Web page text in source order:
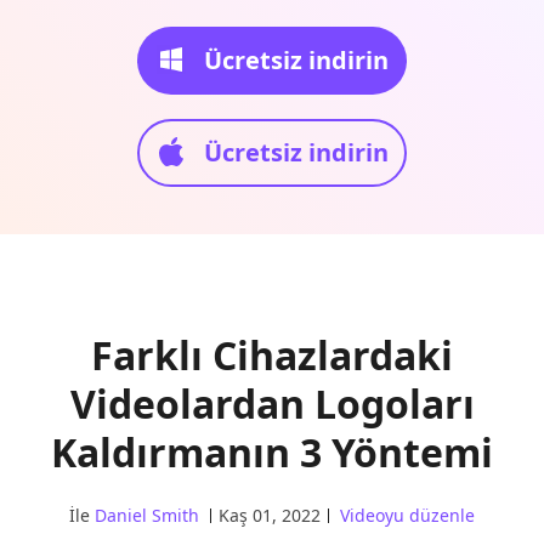
Ücretsiz indirin
Ücretsiz indirin
Farklı Cihazlardaki
Videolardan Logoları
Kaldırmanın 3 Yöntemi
İle Daniel Smith Kaş 01, 2022 Videoyu düzenle